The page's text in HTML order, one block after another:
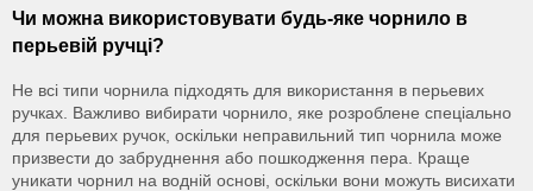
Чи можна використовувати будь-яке чорнило в
перьевій ручці?
Не всі типи чорнила підходять для використання в перьевих
ручках. Важливо вибирати чорнило, яке розроблене спеціально
для перьевих ручок, оскільки неправильний тип чорнила може
призвести до забруднення або пошкодження пера. Краще
уникати чорнил на водній основі, оскільки вони можуть висихати